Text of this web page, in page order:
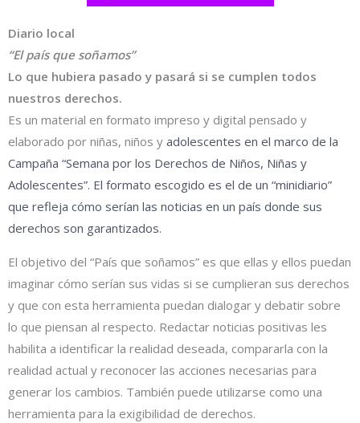
Diario local
“El país que soñamos”
Lo que hubiera pasado y pasará si se cumplen todos
nuestros derechos.
Es un material en formato impreso y digital pensado y
elaborado por niñas, niños y adolescentes en el marco de la
Campaña “Semana por los Derechos de Niños, Niñas y
Adolescentes”. El formato escogido es el de un “minidiario”
que refleja cómo serían las noticias en un país donde sus
derechos son garantizados.
El objetivo del “País que soñamos” es que ellas y ellos puedan
imaginar cómo serían sus vidas si se cumplieran sus derechos
y que con esta herramienta puedan dialogar y debatir sobre
lo que piensan al respecto. Redactar noticias positivas les
habilita a identificar la realidad deseada, compararla con la
realidad actual y reconocer las acciones necesarias para
generar los cambios. También puede utilizarse como una
herramienta para la exigibilidad de derechos.